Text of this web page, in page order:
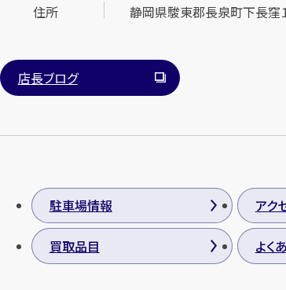
住所
静岡県駿東郡長泉町下長窪
店長ブログ
駐車場情報 アク
買取品目 よく